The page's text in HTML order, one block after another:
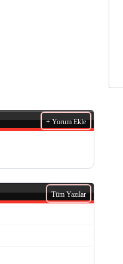
+ Yorum Ekle
Tüm Yazılar